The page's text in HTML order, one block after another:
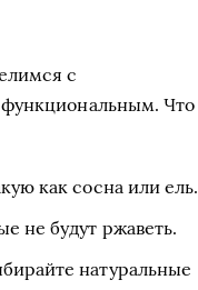
с
Что
как сосна или ель.
не будут ржаветь.
натуральные